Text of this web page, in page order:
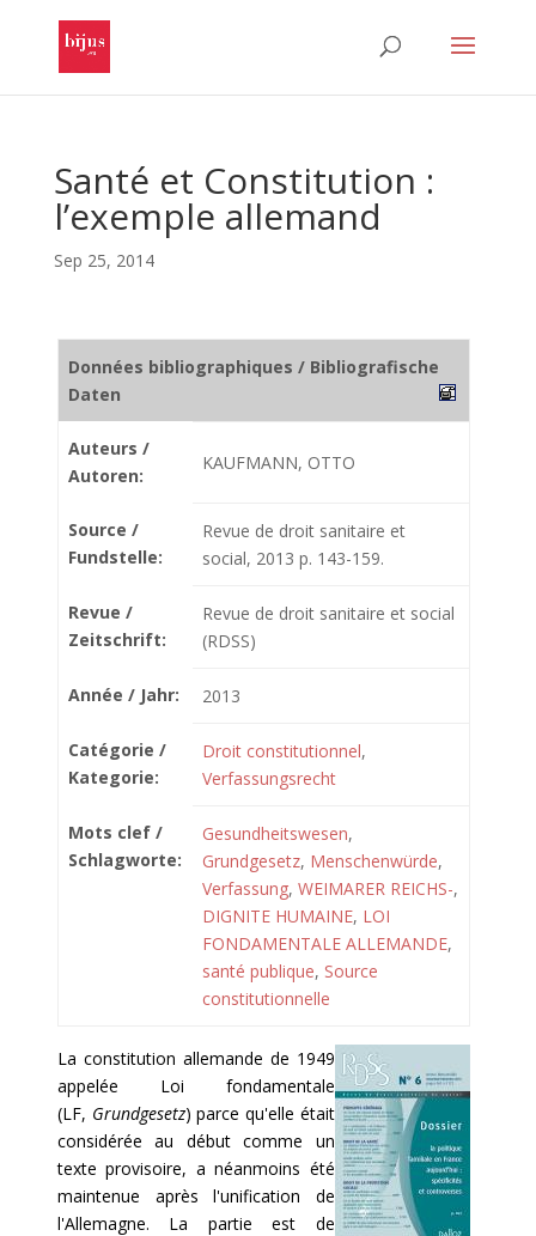
Santé et Constitution :
l’exemple allemand
Sep 25, 2014
Données bibliographiques / Bibliografische
Daten
Auteurs /
Autoren:
KAUFMANN, OTTO
Source /
Fundstelle:
Revue de droit sanitaire et
social, 2013 p. 143-159.
Revue /
Zeitschrift:
Revue de droit sanitaire et social
(RDSS)
Année / Jahr: 2013
Catégorie /
Kategorie:
Droit constitutionnel,
Verfassungsrecht
Mots clef /
Schlagworte:
Gesundheitswesen,
Grundgesetz, Menschenwürde,
Verfassung, WEIMARER REICHS-,
DIGNITE HUMAINE, LOI
FONDAMENTALE ALLEMANDE,
santé publique, Source
constitutionnelle
La constitution allemande de 1949
appelée Loi fondamentale
(LF, Grundgesetz) parce qu'elle était
considérée au début comme un
texte provisoire, a néanmoins été
maintenue après l'unification de
l'Allemagne. La partie est de